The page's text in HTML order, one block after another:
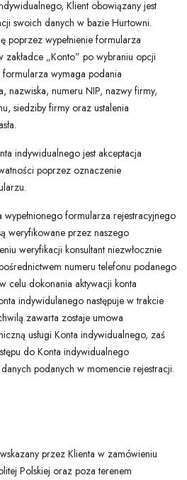
Klient obowiązany jest
swoich danych w bazie Hurtowni.
poprzez wypełnienie formularza
„Konto” po wybraniu opcji
formularza wymaga podania
nazwiska, numeru NIP, nazwy firmy,
siedziby firmy oraz ustalenia
indywidualnego jest akceptacja
poprzez oznaczenie
wypełnionego formularza rejestracyjnego
weryfikowane przez naszego
weryfikacji konsultant niezwłocznie
numeru telefonu podanego
celu dokonania aktywacji konta
indywidulanego następuje w trakcie
zawarta zostaje umowa
usługi Konta indywidualnego, zaś
do Konta indywidualnego
podanych w momencie rejestracji.
przez Klienta w zamówieniu
Polskiej oraz poza terenem